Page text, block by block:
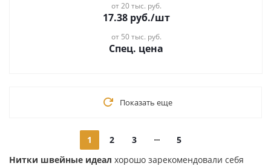
от 20 тыс. руб.
17.38руб./шт
от 50 тыс. руб.
Спец. цена
Показать еще
1 2 3
5
Нитки швейные идеал хорошо зарекомендовали себя